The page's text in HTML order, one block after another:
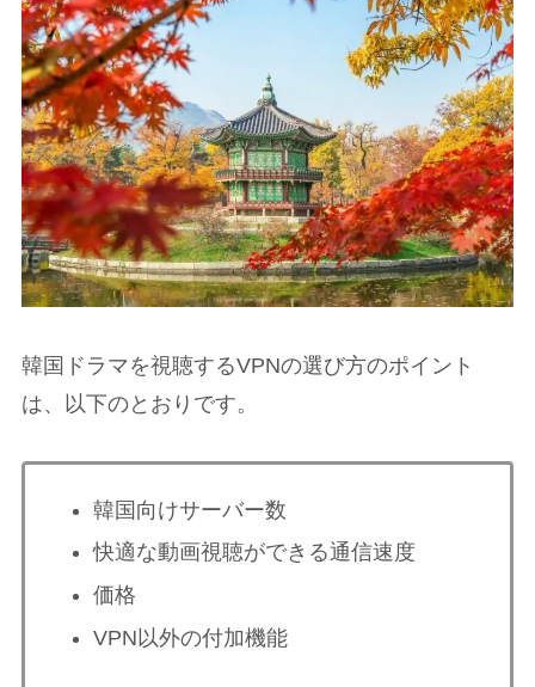
韓国ドラマを視聴するVPNの選び方のポイント
は、以下のとおりです。
韓国向けサーバー数
快適な動画視聴ができる通信速度
価格
VPN以外の付加機能